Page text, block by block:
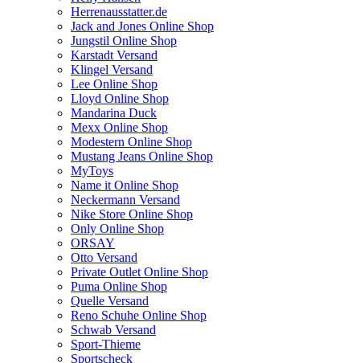
Herrenausstatter.de
Jack and Jones Online Shop
Jungstil Online Shop
Karstadt Versand
Klingel Versand
Lee Online Shop
Lloyd Online Shop
Mandarina Duck
Mexx Online Shop
Modestern Online Shop
Mustang Jeans Online Shop
MyToys
Name it Online Shop
Neckermann Versand
Nike Store Online Shop
Only Online Shop
ORSAY
Otto Versand
Private Outlet Online Shop
Puma Online Shop
Quelle Versand
Reno Schuhe Online Shop
Schwab Versand
Sport-Thieme
Sportscheck